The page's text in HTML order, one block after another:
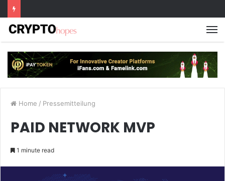
Home / Pressemitteilung
PAID NETWORK MVP
1 minute read